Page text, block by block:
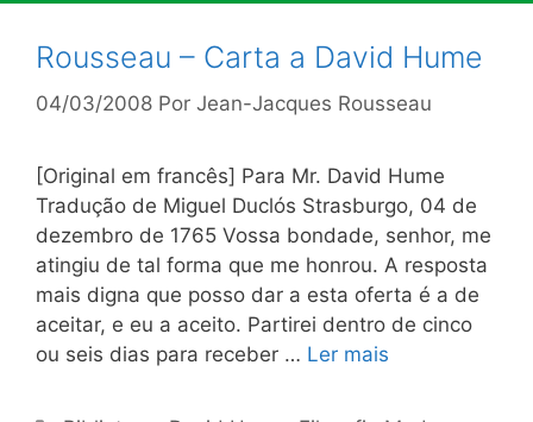
Rousseau – Carta a David Hume
04/03/2008 Por Jean-Jacques Rousseau
[Original em francês] Para Mr. David Hume
Tradução de Miguel Duclós Strasburgo, 04 de
dezembro de 1765 Vossa bondade, senhor, me
atingiu de tal forma que me honrou. A resposta
mais digna que posso dar a esta oferta é a de
aceitar, e eu a aceito. Partirei dentro de cinco
ou seis dias para receber … Ler mais